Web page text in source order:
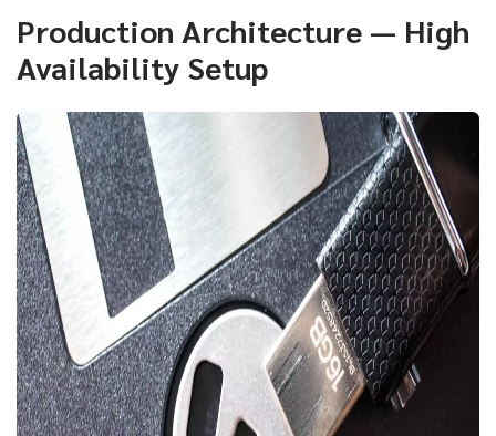
Production Architecture — High
Availability Setup